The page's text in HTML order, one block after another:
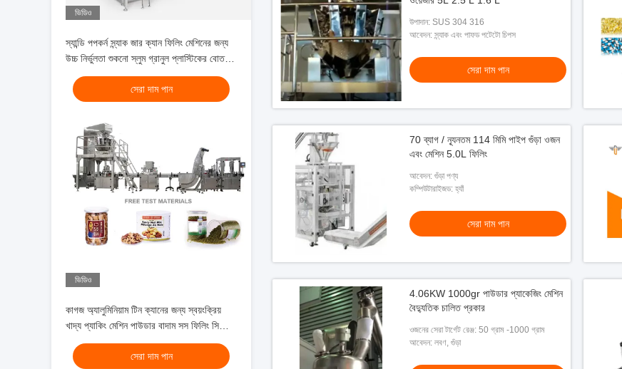
ভিডিও
স্যান্ডি পপকর্ন স্ন্যাক জার ক্যান ফিলিং মেশিনের জন্য
উচ্চ নির্ভুলতা শুকনো স্লুম গ্রানুল প্লাস্টিকের বোতল
প্যাকেজিং মেশিন লাইন
সেরা দাম পান
ভিডিও
কাগজ অ্যালুমিনিয়াম টিন ক্যানের জন্য স্বয়ংক্রিয়
খাদ্য প্যাকিং মেশিন পাউডার বাদাম সস ফিলিং সিলিং
ক্যান Seamer
সেরা দাম পান
উপাদান: SUS 304 316
আবেদন: স্ন্যাক এবং পাফড পটেটো চিপস
সেরা দাম পান
70 ব্যাগ / ন্যূনতম 114 মিমি পাইপ গুঁড়া ওজন
এবং মেশিন 5.0L ফিলিং
আবেদন: গুঁড়া পণ্য
কম্পিউটারাইজড: হ্যাঁ
সেরা দাম পান
4.06KW 1000gr পাউডার প্যাকেজিং মেশিন
বৈদ্যুতিক চালিত প্রকার
ওজনের সেরা টার্গেট রেঞ্জ: 50 গ্রাম -1000 গ্রাম
আবেদন: লবণ, গুঁড়া